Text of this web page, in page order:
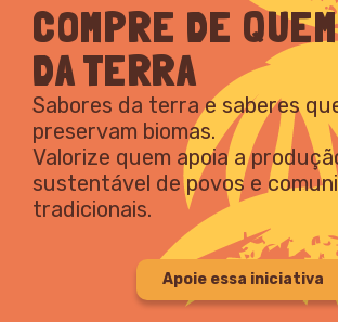
COMPRE DE
DA TERRA
Sabores da terra e saberes
preservam biomas.
Valorize quem apoia a
sustentável de povos e
tradicionais.
Apoie essa iniciativa